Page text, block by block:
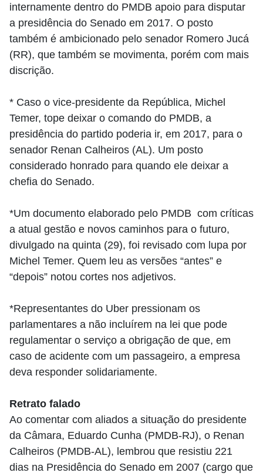
internamente dentro do PMDB apoio para disputar
a presidência do Senado em 2017. O posto
também é ambicionado pelo senador Romero Jucá
(RR), que também se movimenta, porém com mais
discrição.
* Caso o vice-presidente da República, Michel
Temer, tope deixar o comando do PMDB, a
presidência do partido poderia ir, em 2017, para o
senador Renan Calheiros (AL). Um posto
considerado honrado para quando ele deixar a
chefia do Senado.
*Um documento elaborado pelo PMDB com críticas
a atual gestão e novos caminhos para o futuro,
divulgado na quinta (29), foi revisado com lupa por
Michel Temer. Quem leu as versões “antes” e
“depois” notou cortes nos adjetivos.
*Representantes do Uber pressionam os
parlamentares a não incluírem na lei que pode
regulamentar o serviço a obrigação de que, em
caso de acidente com um passageiro, a empresa
deva responder solidariamente.
Retrato falado
Ao comentar com aliados a situação do presidente
da Câmara, Eduardo Cunha (PMDB-RJ), o Renan
Calheiros (PMDB-AL), lembrou que resistiu 221
dias na Presidência do Senado em 2007 (cargo que